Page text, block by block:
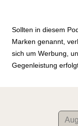
Sollten in diesem
Marken genannt,
sich um Werbung,
Gegenleistung